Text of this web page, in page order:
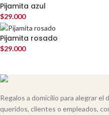
Pijamita azul
$29.000
Pijamita rosado
$29.000
Regalos a domicilio para alegrar el
queridos, clientes o empleados,